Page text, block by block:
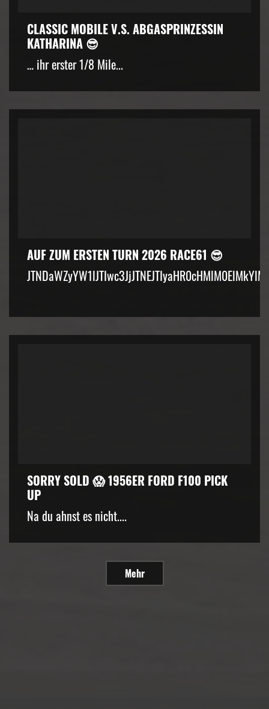
CLASSIC MOBILE V.S. ABGASPRINZESSIN
KATHARINA 😎
… ihr erster 1/8 Mile...
AUF ZUM ERSTEN TURN 2026 RACE61 😎
SORRY SOLD 😱 1956ER FORD F100 PICK
UP
Na du ahnst es nicht....
Mehr